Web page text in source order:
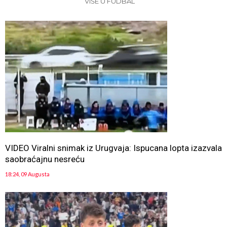
VIDEO Viralni snimak iz Urugvaja: Ispucana lopta izazvala
saobraćajnu nesreću
18:24, 09 Augusta